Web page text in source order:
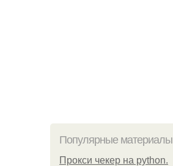
Популярные материалы
Прокси чекер на python.